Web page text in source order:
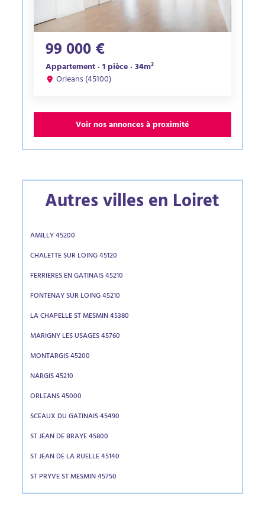
99 000 €
Appartement · 1 pièce · 34m²
Orleans (45100)
Voir nos annonces à proximité
Autres villes en Loiret
AMILLY 45200
CHALETTE SUR LOING 45120
FERRIERES EN GATINAIS 45210
FONTENAY SUR LOING 45210
LA CHAPELLE ST MESMIN 45380
MARIGNY LES USAGES 45760
MONTARGIS 45200
NARGIS 45210
ORLEANS 45000
SCEAUX DU GATINAIS 45490
ST JEAN DE BRAYE 45800
ST JEAN DE LA RUELLE 45140
ST PRYVE ST MESMIN 45750